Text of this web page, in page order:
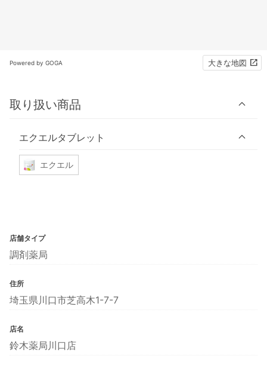
Powered by GOGA 大きな地図
取り扱い商品
エクエルタブレット
エクエル
店舗タイプ
調剤薬局
住所
埼玉県川口市芝高木1-7-7
店名
鈴木薬局川口店